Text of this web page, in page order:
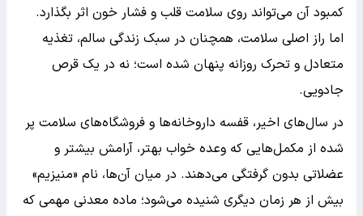
کمبود آن می‌تواند روی سلامت قلب و فشار خون اثر بگذارد.
اما راز اصلی سلامت، همچنان در سبک زندگی سالم، تغذیه
متعادل و تحرک روزانه پنهان شده است؛ نه در یک قرص
جادویی.
در سال‌های اخیر، قفسه داروخانه‌ها و فروشگاه‌های سلامت پر
شده از مکمل‌هایی که وعده خواب بهتر، آرامش بیشتر و
عضلاتی بدون گرفتگی می‌دهند. در میان آن‌ها، نام «منیزیم»
بیش از هر زمان دیگری شنیده می‌شود؛ ماده معدنی مهمی که